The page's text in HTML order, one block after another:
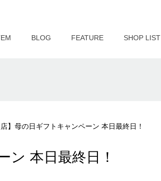
BLOG FEATURE SHOP LIST
店】母の日ギフトキャンペーン 本日最終日！
ン 本日最終日！